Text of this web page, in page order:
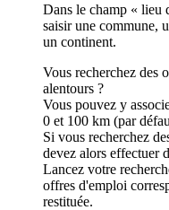
Dans le champ « lieu
saisir une commune,
un continent.
Vous recherchez des
alentours ?
Vous pouvez y
0 et 100 km (par
Si vous recherchez
devez alors effectuer
Lancez votre
offres d'emploi
restituée.